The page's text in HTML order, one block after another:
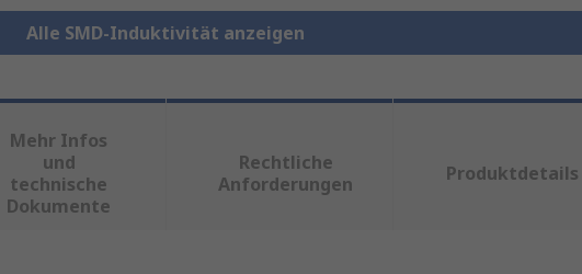
Alle SMD-Induktivität anzeigen
Mehr Infos
und
technische
Dokumente
Rechtliche
Anforderungen
Produktdetails